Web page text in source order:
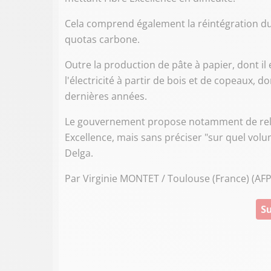
Cela comprend également la réintégration
quotas carbone.
Outre la production de pâte à papier, dont il
l'électricité à partir de bois et de copeaux,
dernières années.
Le gouvernement propose notamment de
Excellence, mais sans préciser "sur quel
Delga.
Par Virginie MONTET / Toulouse (France)